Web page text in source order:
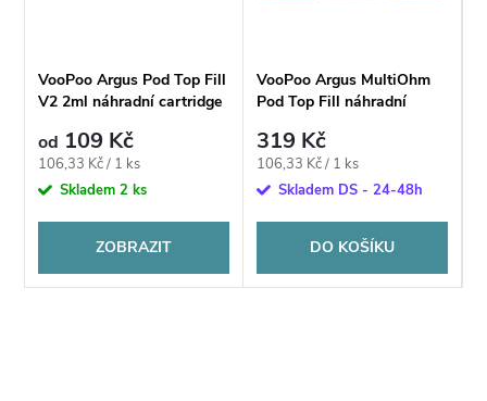
VooPoo Argus Pod Top Fill
V2 2ml náhradní cartridge
od 109 Kč
Měrná
cena:
106,33 Kč / 1 ks
Skladem2 ks
ZOBRAZIT
VooPoo Argus MultiOhm
Pod Top Fill náhradní
319 Kč
Měrná
cena:
106,33 Kč / 1 ks
Skladem DS - 24-48h
DO KOŠÍKU